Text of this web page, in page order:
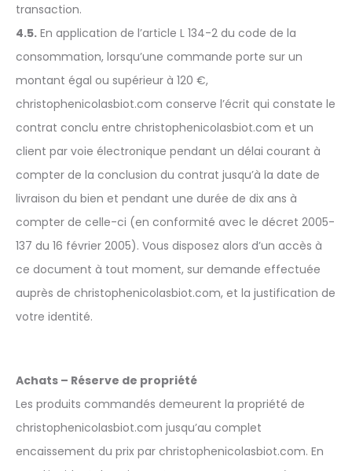
transaction.
4.5. En application de l’article L 134-2 du code de la
consommation, lorsqu’une commande porte sur un
montant égal ou supérieur à 120 €,
christophenicolasbiot.com conserve l’écrit qui constate le
contrat conclu entre christophenicolasbiot.com et un
client par voie électronique pendant un délai courant à
compter de la conclusion du contrat jusqu’à la date de
livraison du bien et pendant une durée de dix ans à
compter de celle-ci (en conformité avec le décret 2005-
137 du 16 février 2005). Vous disposez alors d’un accès à
ce document à tout moment, sur demande effectuée
auprès de christophenicolasbiot.com, et la justification de
votre identité.
Achats – Réserve de propriété
Les produits commandés demeurent la propriété de
christophenicolasbiot.com jusqu’au complet
encaissement du prix par christophenicolasbiot.com. En